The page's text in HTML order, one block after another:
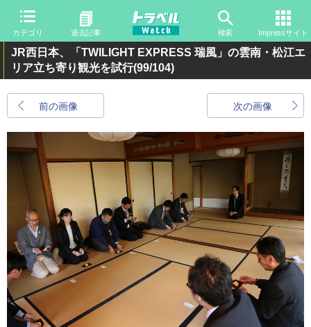
カテゴリ 過去記事 検索 Impressサイト
JR西日本、「TWILIGHT EXPRESS 瑞風」の雲南・松江エ
リア立ち寄り観光を試行(99/104)
前の画像 次の画像